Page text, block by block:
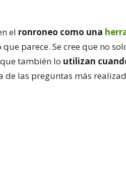
el ronroneo como una
parece. Se cree que no
también lo utilizan
de las preguntas más